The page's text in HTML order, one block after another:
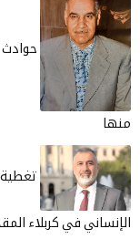
حوادث
منها
الإنساني في كربلاء